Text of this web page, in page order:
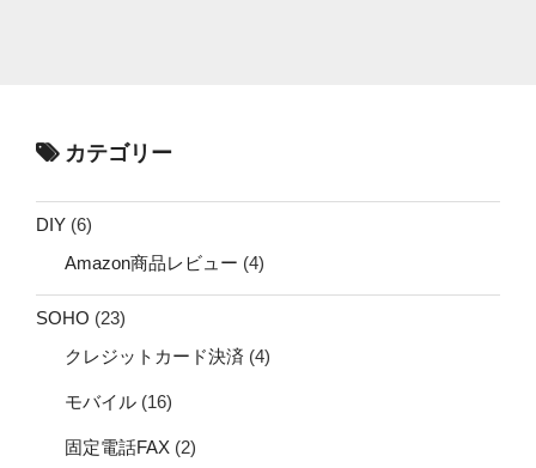
カテゴリー
DIY (6)
Amazon商品レビュー (4)
SOHO (23)
クレジットカード決済 (4)
モバイル (16)
固定電話FAX (2)